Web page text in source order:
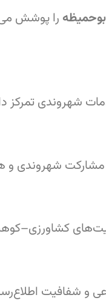
را پوشش
شهروندی تمرکز
شهروندی و
و شفافیت